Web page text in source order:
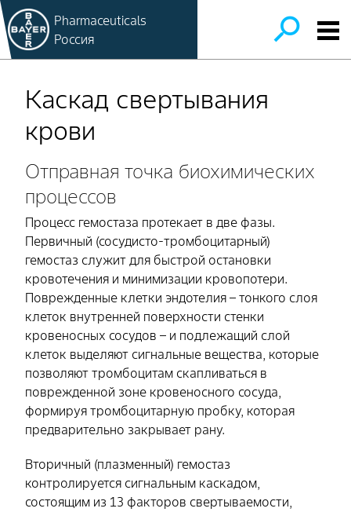
Pharmaceuticals
Россия
Каскад свертывания
крови
Отправная точка биохимических
процессов
Процесс гемостаза протекает в две фазы.
Первичный (сосудисто-тромбоцитарный)
гемостаз служит для быстрой остановки
кровотечения и минимизации кровопотери.
Поврежденные клетки эндотелия – тонкого слоя
клеток внутренней поверхности стенки
кровеносных сосудов – и подлежащий слой
клеток выделяют сигнальные вещества, которые
позволяют тромбоцитам скапливаться в
поврежденной зоне кровеносного сосуда,
формируя тромбоцитарную пробку, которая
предварительно закрывает рану.
Вторичный (плазменный) гемостаз
контролируется сигнальным каскадом,
состоящим из 13 факторов свертываемости,